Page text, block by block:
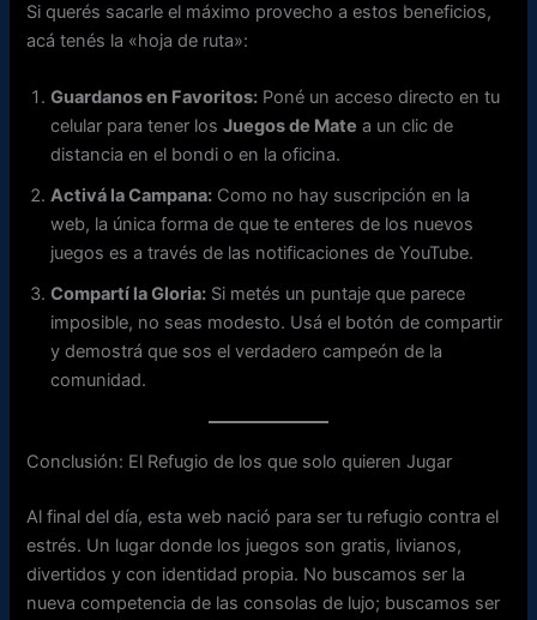
Si querés sacarle el máximo provecho a estos beneficios,
acá tenés la «hoja de ruta»:
Guardanos en Favoritos: Poné un acceso directo en tu
celular para tener losJuegos de Mate a un clic de
distancia en el bondi o en la oficina.
Activá la Campana: Como no hay suscripción en la
web, la única forma de que te enteres de los nuevos
juegos es a través de las notificaciones de YouTube.
Compartí la Gloria: Si metés un puntaje que parece
imposible, no seas modesto. Usá el botón de compartir
y demostrá que sos el verdadero campeón de la
comunidad.
Conclusión: El Refugio de los que solo quieren Jugar
Al final del día, esta web nació para ser tu refugio contra el
estrés. Un lugar donde los juegos son gratis, livianos,
divertidos y con identidad propia. No buscamos ser la
nueva competencia de las consolas de lujo; buscamos ser